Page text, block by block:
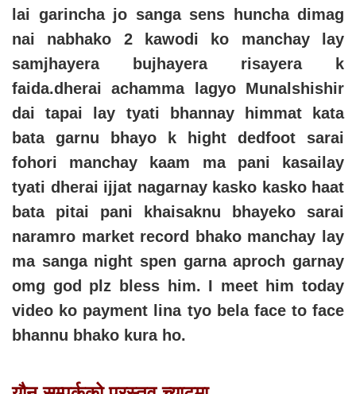
lai garincha jo sanga sens huncha dimag
nai nabhako 2 kawodi ko manchay lay
samjhayera bujhayera risayera k
faida.dherai achamma lagyo Munalshishir
dai tapai lay tyati bhannay himmat kata
bata garnu bhayo k hight dedfoot sarai
fohori manchay kaam ma pani kasailay
tyati dherai ijjat nagarnay kasko kasko haat
bata pitai pani khaisaknu bhayeko sarai
naramro market record bhako manchay lay
ma sanga night spen garna aproch garnay
omg god plz bless him. I meet him today
video ko payment lina tyo bela face to face
bhannu bhako kura ho.